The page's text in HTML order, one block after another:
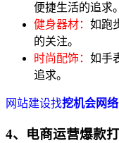
便捷生活的追求。
健身器材： 如跑
的关注。
时尚配饰： 如手
追求。
网站建设找挖机会网络
4、电商运营爆款